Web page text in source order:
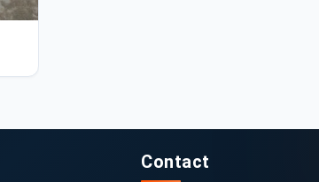
Contact